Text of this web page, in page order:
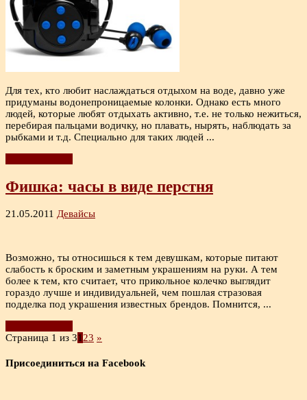
Для тех, кто любит наслаждаться отдыхом на воде, давно уже
придуманы водонепроницаемые колонки. Однако есть много
людей, которые любят отдыхать активно, т.е. не только нежиться,
перебирая пальцами водичку, но плавать, нырять, наблюдать за
рыбками и т.д. Специально для таких людей ...
Фишка: часы в виде перстня
21.05.2011 Девайсы
Возможно, ты относишься к тем девушкам, которые питают
слабость к броским и заметным украшениям на руки. А тем
более к тем, кто считает, что прикольное колечко выглядит
гораздо лучше и индивидуальней, чем пошлая стразовая
подделка под украшения известных брендов. Помнится, ...
Страница 1 из 3123 »
Присоединиться на Facebook